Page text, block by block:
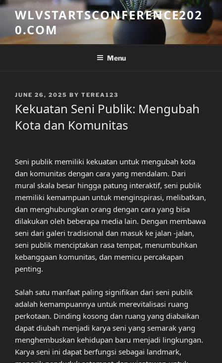
Skip
content
WLVSTARTSCONFERENCE202
0.COM
Menu
POSTED
JUNE 26, 2025 BY TEREA123
Kekuatan Seni Publik: Mengubah
Kota dan Komunitas
Seni publik memiliki kekuatan untuk mengubah kota
dan komunitas dengan cara yang mendalam. Dari
mural skala besar hingga patung interaktif, seni publik
memiliki kemampuan untuk menginspirasi, melibatkan,
dan menghubungkan orang dengan cara yang bisa
dilakukan oleh beberapa media lain. Dengan membawa
seni dari galeri tradisional dan masuk ke jalan -jalan,
seni publik menciptakan rasa tempat, menumbuhkan
kebanggaan komunitas, dan memicu percakapan
penting.
Salah satu manfaat paling signifikan dari seni publik
adalah kemampuannya untuk merevitalisasi ruang
perkotaan. Dinding kosong dan ruang yang diabaikan
dapat diubah menjadi karya seni yang semarak yang
menghembuskan kehidupan baru menjadi lingkungan.
Karya seni ini dapat berfungsi sebagai landmark,